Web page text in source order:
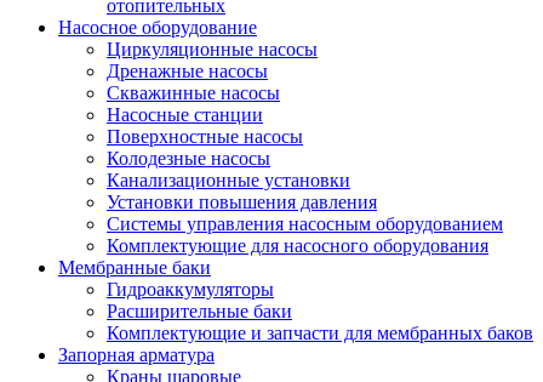
отопительных
Насосное оборудование
Циркуляционные насосы
Дренажные насосы
Скважинные насосы
Насосные станции
Поверхностные насосы
Колодезные насосы
Канализационные установки
Установки повышения давления
Системы управления насосным оборудованием
Комплектующие для насосного оборудования
Мембранные баки
Гидроаккумуляторы
Расширительные баки
Комплектующие и запчасти для мембранных баков
Запорная арматура
Краны шаровые